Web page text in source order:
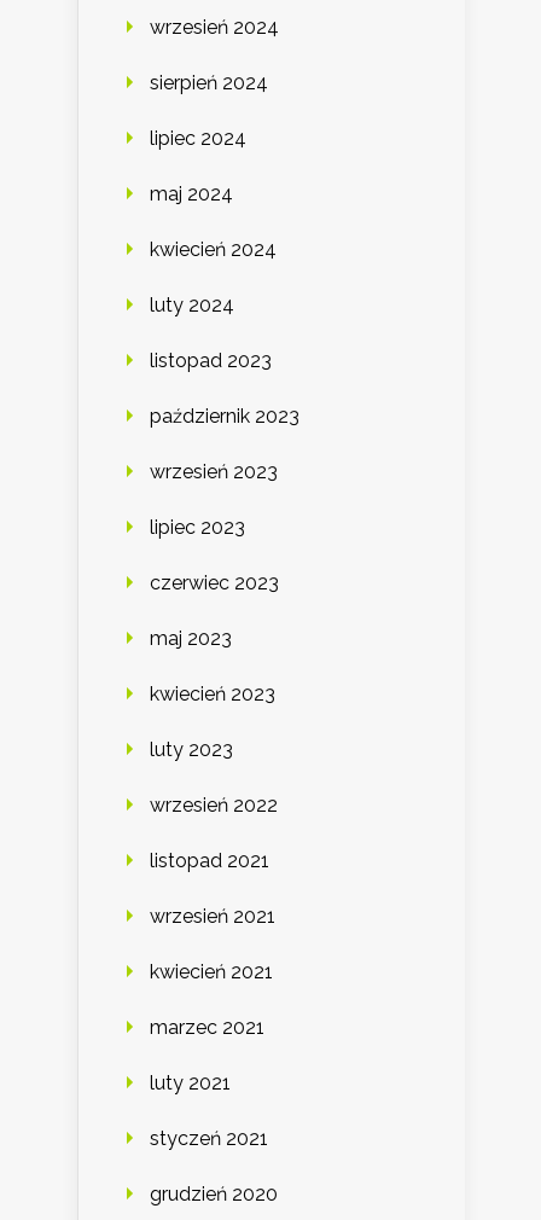
wrzesień 2024
sierpień 2024
lipiec 2024
maj 2024
kwiecień 2024
luty 2024
listopad 2023
październik 2023
wrzesień 2023
lipiec 2023
czerwiec 2023
maj 2023
kwiecień 2023
luty 2023
wrzesień 2022
listopad 2021
wrzesień 2021
kwiecień 2021
marzec 2021
luty 2021
styczeń 2021
grudzień 2020